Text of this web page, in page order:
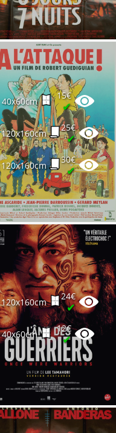
40x60cm
15€
✔
120x160cm
25€
✔
120x160cm
30€
✔
120x160cm
24€
✔
40x60cm
12€
✔